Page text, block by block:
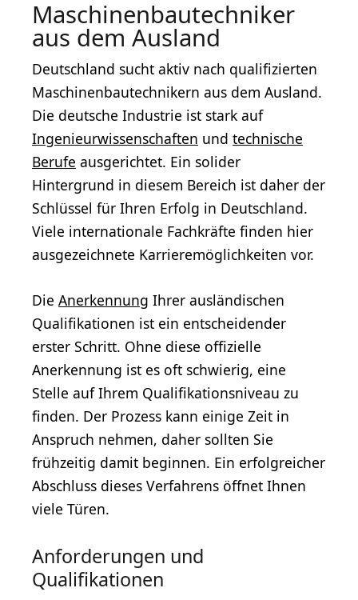
Maschinenbautechniker
aus dem Ausland
Deutschland sucht aktiv nach qualifizierten
Maschinenbautechnikern aus dem Ausland.
Die deutsche Industrie ist stark auf
Ingenieurwissenschaften und technische
Berufe ausgerichtet. Ein solider
Hintergrund in diesem Bereich ist daher der
Schlüssel für Ihren Erfolg in Deutschland.
Viele internationale Fachkräfte finden hier
ausgezeichnete Karrieremöglichkeiten vor.
Die Anerkennung Ihrer ausländischen
Qualifikationen ist ein entscheidender
erster Schritt. Ohne diese offizielle
Anerkennung ist es oft schwierig, eine
Stelle auf Ihrem Qualifikationsniveau zu
finden. Der Prozess kann einige Zeit in
Anspruch nehmen, daher sollten Sie
frühzeitig damit beginnen. Ein erfolgreicher
Abschluss dieses Verfahrens öffnet Ihnen
viele Türen.
Anforderungen und
Qualifikationen